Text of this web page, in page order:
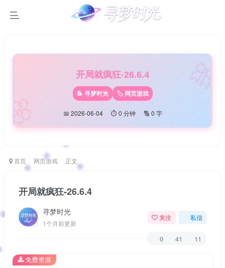
开局就疯狂-26.6.4
📝 寻梦时光 🏷️ 网页游戏
📅 2026-06-04 ⏱️ 0 分钟 🔢 0 字
首页 网页游戏 正文
开局就疯狂-26.6.4
寻梦时光
1个月前更新
关注 私信
0 41 11
免费资源